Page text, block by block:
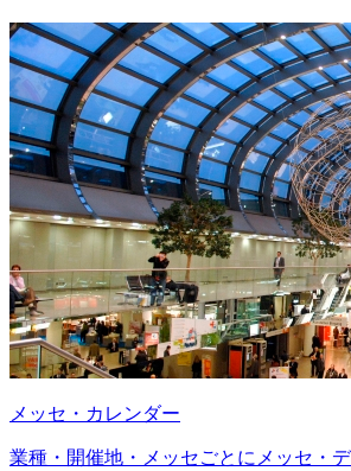
メッセ・カレンダー
業種・開催地・メッセごとにメッセ・